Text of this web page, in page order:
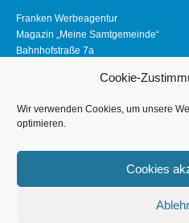
Cookie-
Wir verwenden Cookies, um unsere
optimieren.
Cookies
Franken Werbeagentur
Magazin „Meine Samtgemeinde“
Bahnhofstraße 7a
Telefon 04163 8390281
Links:
www.franken-werbeagentur.de